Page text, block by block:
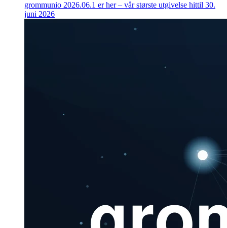
grommunio 2026.06.1 er her – vår største utgivelse hittil 30.
juni 2026